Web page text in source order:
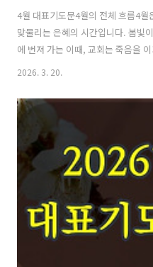
4월 대표기도문4월의 전체 흐름4
맞물리는 은혜의 시간입니다. 봄빛
에 번져 가는 이때, 교회는 죽음을
과 소망을 회중의 심령 가운데 다시
4월 첫 주는 부활주일이 놓여 있는
부활의 복음을 중심으로 세워져야
리시고 새 생명의 길을 여셨다는 사
죄인에게 의의 길을 여셨다는 사실
은 단지..
2026. 3. 20.